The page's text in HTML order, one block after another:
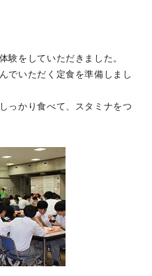
験をしていただきました。
でいただく定食を準備しまし
っかり食べて、スタミナをつ